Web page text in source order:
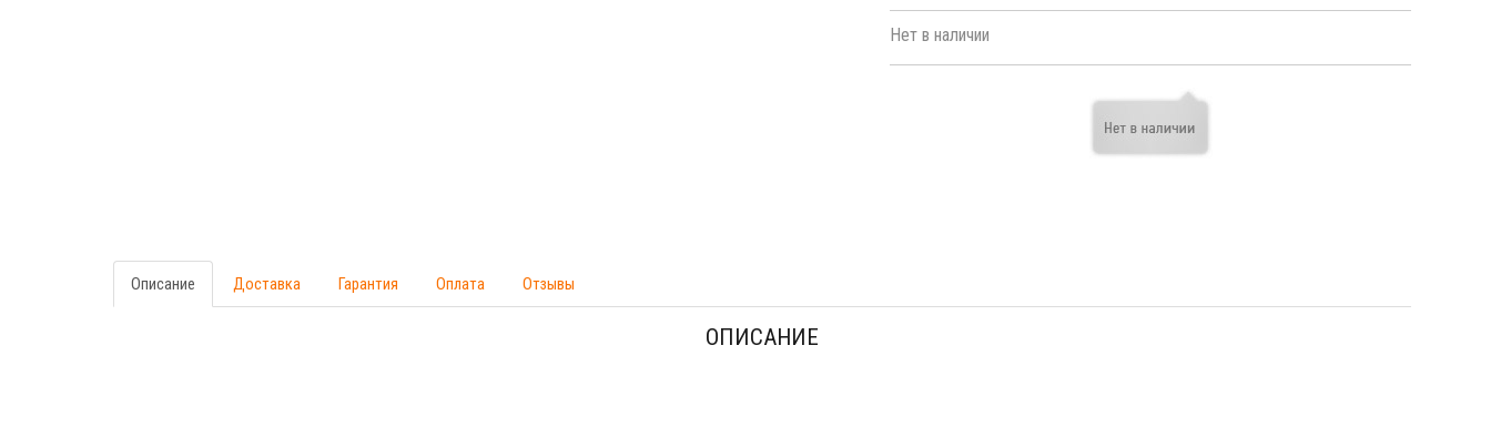
Нет в наличии
Описание Доставка Гарантия Оплата Отзывы
ОПИСАНИЕ